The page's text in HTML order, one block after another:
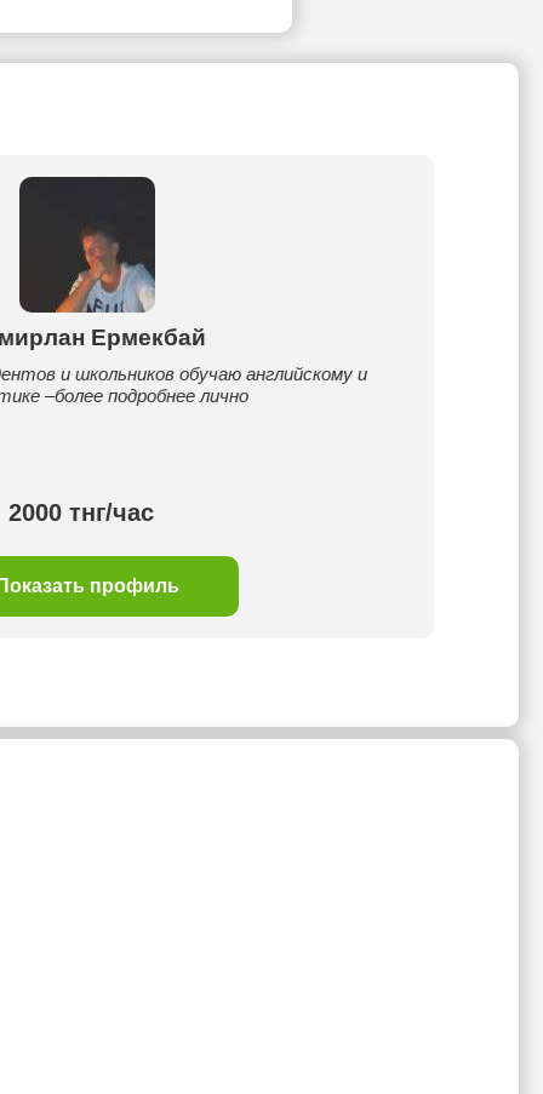
Ермекбай
и школьников обучаю английскому и
–более подробнее лично
2000 тнг/час
профиль